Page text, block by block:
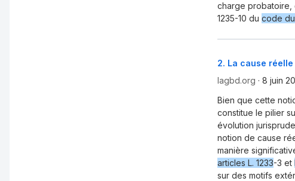
charge probatoire,
1235-10 du code
2. La cause
lagbd.org · 8 juin
Bien que cette
constitue le pilier
évolution
notion de cause
manière
articles L. 1233-3 et
sur des motifs